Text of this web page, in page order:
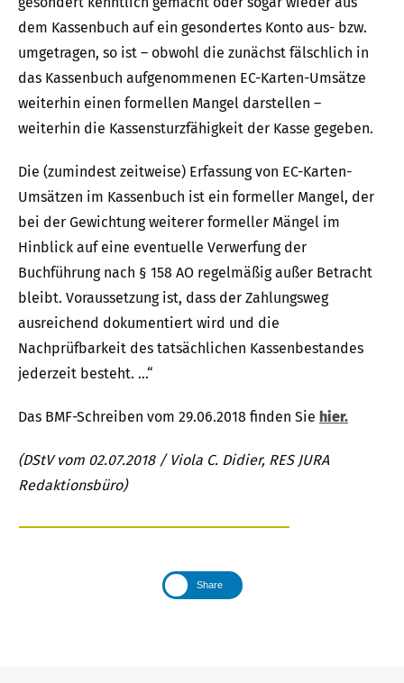
dem Kassenbuch auf ein gesondertes Konto aus- bzw.
umgetragen, so ist – obwohl die zunächst fälschlich in
das Kassenbuch aufgenommenen EC-Karten-Umsätze
weiterhin einen formellen Mangel darstellen –
weiterhin die Kassensturzfähigkeit der Kasse gegeben.
Die (zumindest zeitweise) Erfassung von EC-Karten-
Umsätzen im Kassenbuch ist ein formeller Mangel, der
bei der Gewichtung weiterer formeller Mängel im
Hinblick auf eine eventuelle Verwerfung der
Buchführung nach § 158 AO regelmäßig außer Betracht
bleibt. Voraussetzung ist, dass der Zahlungsweg
ausreichend dokumentiert wird und die
Nachprüfbarkeit des tatsächlichen Kassenbestandes
jederzeit besteht. …“
Das BMF-Schreiben vom 29.06.2018 finden Sie hier.
(DStV vom 02.07.2018 / Viola C. Didier, RES JURA
Redaktionsbüro)
Share